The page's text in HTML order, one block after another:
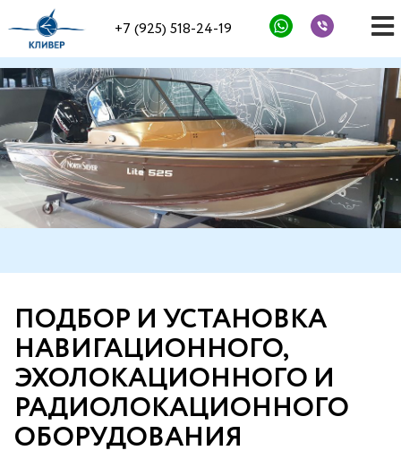
+7 (925) 518-24-19
ПОДБОР И УСТАНОВКА
НАВИГАЦИОННОГО,
ЭХОЛОКАЦИОННОГО И
РАДИОЛОКАЦИОННОГО
ОБОРУДОВАНИЯ